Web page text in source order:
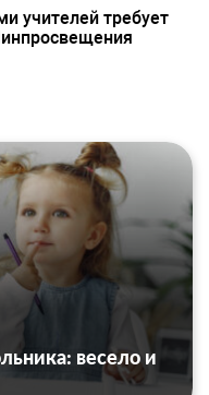
учителей требует
весело и